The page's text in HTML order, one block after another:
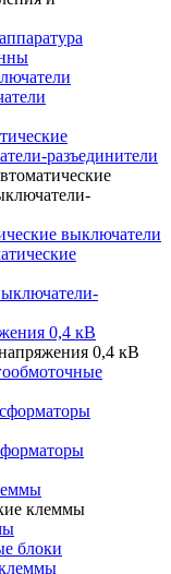
разъединители
выключатели
0,4 кВ
0,4 кВ
клеммы
блоки